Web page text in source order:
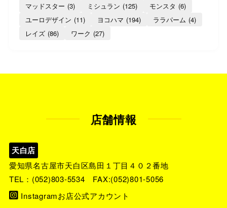
マッドスター (3) ミシュラン (125) モンスタ (6)
ユーロデザイン (11) ヨコハマ (194) ララパーム (4)
レイズ (86) ワーク (27)
店舗情報
天白店
愛知県名古屋市天白区島田１丁目４０２番地
TEL： (052)803-5534 FAX:(052)801-5056
Instagramお店公式アカウント